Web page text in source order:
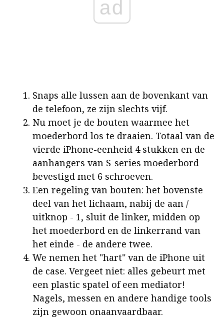
ad
Snaps alle lussen aan de bovenkant van
de telefoon, ze zijn slechts vijf.
Nu moet je de bouten waarmee het
moederbord los te draaien. Totaal van de
vierde iPhone-eenheid 4 stukken en de
aanhangers van S-series moederbord
bevestigd met 6 schroeven.
Een regeling van bouten: het bovenste
deel van het lichaam, nabij de aan /
uitknop - 1, sluit de linker, midden op
het moederbord en de linkerrand van
het einde - de andere twee.
We nemen het "hart" van de iPhone uit
de case. Vergeet niet: alles gebeurt met
een plastic spatel of een mediator!
Nagels, messen en andere handige tools
zijn gewoon onaanvaardbaar.